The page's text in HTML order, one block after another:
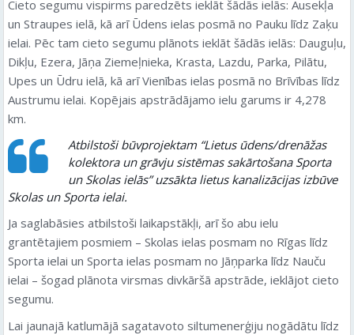
Cieto segumu vispirms paredzēts ieklāt šādās ielās: Ausekļa
un Straupes ielā, kā arī Ūdens ielas posmā no Pauku līdz Zaķu
ielai. Pēc tam cieto segumu plānots ieklāt šādās ielās: Dauguļu,
Dikļu, Ezera, Jāņa Ziemeļnieka, Krasta, Lazdu, Parka, Pilātu,
Upes un Ūdru ielā, kā arī Vienības ielas posmā no Brīvības līdz
Austrumu ielai. Kopējais apstrādājamo ielu garums ir 4,278
km.
Atbilstoši būvprojektam “Lietus ūdens/drenāžas
kolektora un grāvju sistēmas sakārtošana Sporta
un Skolas ielās” uzsākta lietus kanalizācijas izbūve
Skolas un Sporta ielai.
Ja saglabāsies atbilstoši laikapstākļi, arī šo abu ielu
grantētajiem posmiem – Skolas ielas posmam no Rīgas līdz
Sporta ielai un Sporta ielas posmam no Jāņparka līdz Nauču
ielai – šogad plānota virsmas divkāršā apstrāde, ieklājot cieto
segumu.
Lai jaunajā katlumājā sagatavoto siltumenerģiju nogādātu līdz